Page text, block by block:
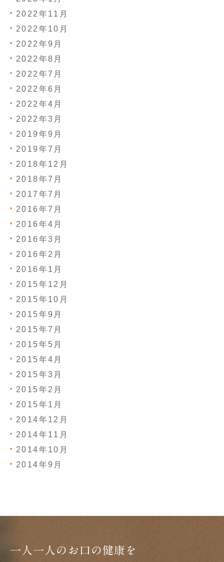
2022年11月
2022年10月
2022年9月
2022年8月
2022年7月
2022年6月
2022年4月
2022年3月
2019年9月
2019年7月
2018年12月
2018年7月
2017年7月
2016年7月
2016年4月
2016年3月
2016年2月
2016年1月
2015年12月
2015年10月
2015年9月
2015年7月
2015年5月
2015年4月
2015年3月
2015年2月
2015年1月
2014年12月
2014年11月
2014年10月
2014年9月
一人一人のお口の健康を